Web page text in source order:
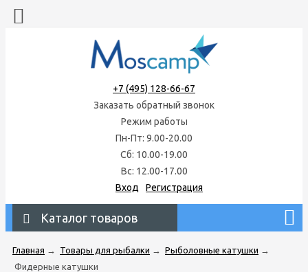
+7 (495) 128-66-67
Заказать обратный звонок
Режим работы
Пн-Пт: 9.00-20.00
Сб: 10.00-19.00
Вс: 12.00-17.00
Вход
Регистрация
Каталог товаров
Главная → Товары для рыбалки → Рыболовные катушки →
Фидерные катушки